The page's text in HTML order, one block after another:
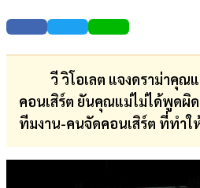
วี วิโอเลต แจงดราม่าคุณ
คอนเสิร์ต ยันคุณแม่ไม่ได้พูด
ทีมงาน-คนจัดคอนเสิร์ต ที่ทำใ
ตรวจ
หวย
บอล
สด